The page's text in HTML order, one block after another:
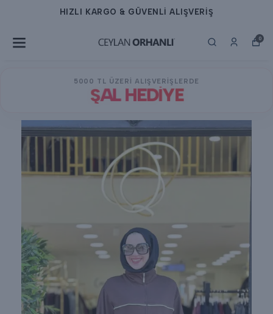
HIZLI KARGO &
0
5000 TL ÜZERİ ALIŞVERİŞLERDE
ŞAL HEDİYE